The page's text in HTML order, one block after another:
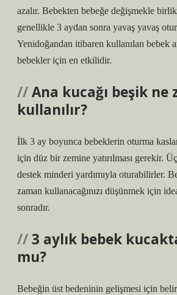
azalır. Bebekten bebeğe değişmekle
genellikle 3 aydan sonra yavaş yavaş
Yenidoğandan itibaren kullanılan bebek
bebekler için en etkilidir.
Ana kucağı beşik ne
kullanılır?
İlk 3 ay boyunca bebeklerin oturma
için düz bir zemine yatırılması gerekir.
destek minderi yardımıyla oturabilirler.
zaman kullanacağınızı düşünmek için
sonradır.
3 aylık bebek
mu?
Bebeğin üst bedeninin gelişmesi için